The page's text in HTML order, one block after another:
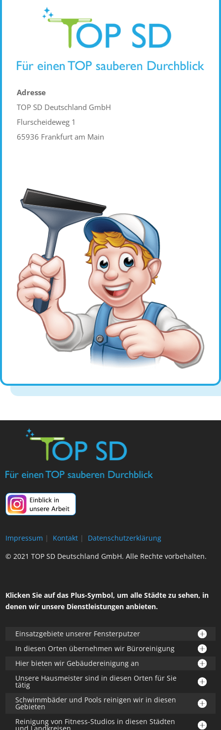
Adresse
TOP SD Deutschland GmbH
Flurscheideweg 1
65936 Frankfurt am Main
Impressum | Kontakt |
Datenschutzerklärung
© 2021 TOP SD Deutschland GmbH. Alle Rechte vorbehalten.
Klicken Sie auf das Plus-Symbol, um alle Städte zu sehen, in
denen wir unsere Dienstleistungen anbieten.
Einsatzgebiete unserer Fensterputzer
In diesen Orten übernehmen wir Büroreinigung
Hier bieten wir Gebäudereinigung an
Unsere Hausmeister sind in diesen Orten für Sie
tätig
Schwimmbäder und Pools reinigen wir in diesen
Gebieten
Reinigung von Fitness-Studios in diesen Städten
und Landkreisen